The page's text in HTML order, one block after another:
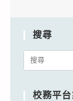
搜尋
Search
校務平